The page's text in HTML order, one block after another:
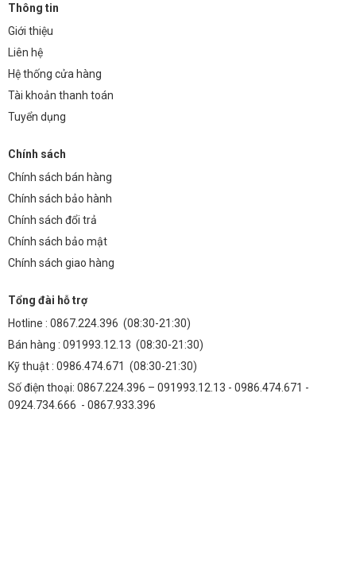
Thông tin
Giới thiệu
Liên hệ
Hệ thống cửa hàng
Tài khoản thanh toán
Tuyển dụng
Chính sách
Chính sách bán hàng
Chính sách bảo hành
Chính sách đổi trả
Chính sách bảo mật
Chính sách giao hàng
Tổng đài hỗ trợ
Hotline : 0867.224.396 (08:30-21:30)
Bán hàng : 091993.12.13 (08:30-21:30)
Kỹ thuật : 0986.474.671 (08:30-21:30)
Số điện thoại: 0867.224.396 – 091993.12.13 - 0986.474.671 -
0924.734.666 - 0867.933.396